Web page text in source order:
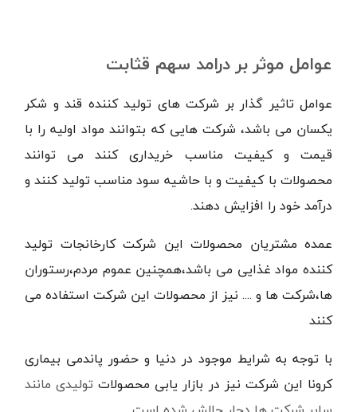
عوامل موثر بر درامد سهم قثابت
عوامل تاثیر گذار بر شرکت های تولید کننده قند و شکر
یکسان می باشد، شرکت هایی که بتوانند مواد اولیه را با
قیمت و کیفیت مناسب خریداری کنند می توانند
محصولات با کیفیت و با حاشیه سود مناسب تولید کنند و
درآمد خود را افزایش دهند.
عمده مشتریان محصولات این شرکت کارخانجات تولید
کننده مواد غذایی می باشد،همچنین عموم مردم،رستوران
ها،شرکت ها و .... نیز از محصولات این شرکت استفاده می
کنند
با توجه به شرایط موجود در دنیا و حضور پاندمی بیماری
کرونا این شرکت نیز در بازار یابی محصولاتتولیدی مانند